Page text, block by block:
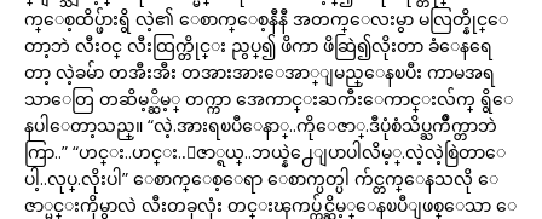
က္ေစ့ထိပ္ဖ်ားရွိ လဲ့၏ ေစာက္ေစ့နီနီ အတက္ေလးမွာ မလြတ္နိုင္ေ
တာ့ဘဲ လီးဝင္ လီးထြက္တိုင္း ညွပ္၍ ဖိကာ ဖိဆြဲ၍လိုးတာ ခံေနရေ
တာ့ လဲ့ခမ်ာ တအီးအီး တအားအားေအာ္ျမည္ေနၿပီး ကာမအရ
သာေတြ တဆိမ့္ဆိမ့္ တက္ကာ အေကာင္းႀကီးေကာင္းလ်က္ ရွိေ
နပါေတာ့သည္။ “လဲ့.အားရၿပီေနာ္..ကိုေဇာ္.ဒီပုံစံသိပ္ႀကိဳက္တာဘဲ
ကြာ..” “ဟင္း..ဟင္း..ေဇာ္ရယ္..ဘယ္နဲ႕ေျပာပါလိမ့္.လဲ့လဲ့စြဲတာေ
ပါ့..လုပ္.လိုးပါ” ေစာက္ေစ့ေရာ ေစာက္ပတ္ပါ က်င္တက္ေနသလို ေ
ဇာ္မင္းကိုမွာလဲ လီးတခုလုံး တင္းၾကပ္က်င္ဆိမ့္ေနၿပီျဖစ္ေသာ ေ